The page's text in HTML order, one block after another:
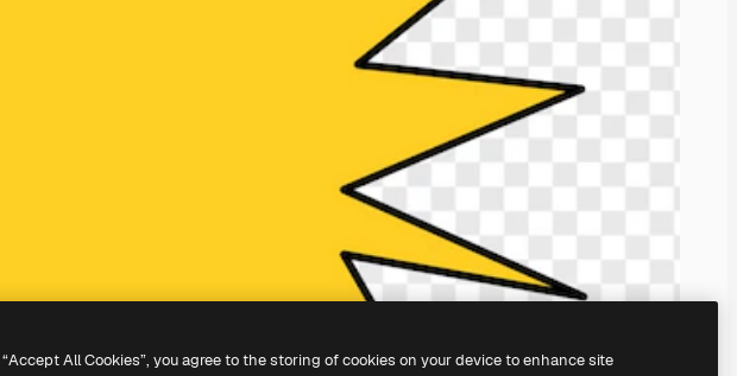
All Cookies”, you agree to the storing of cookies on your device to enhance site